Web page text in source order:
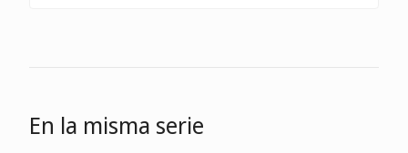
En la misma serie